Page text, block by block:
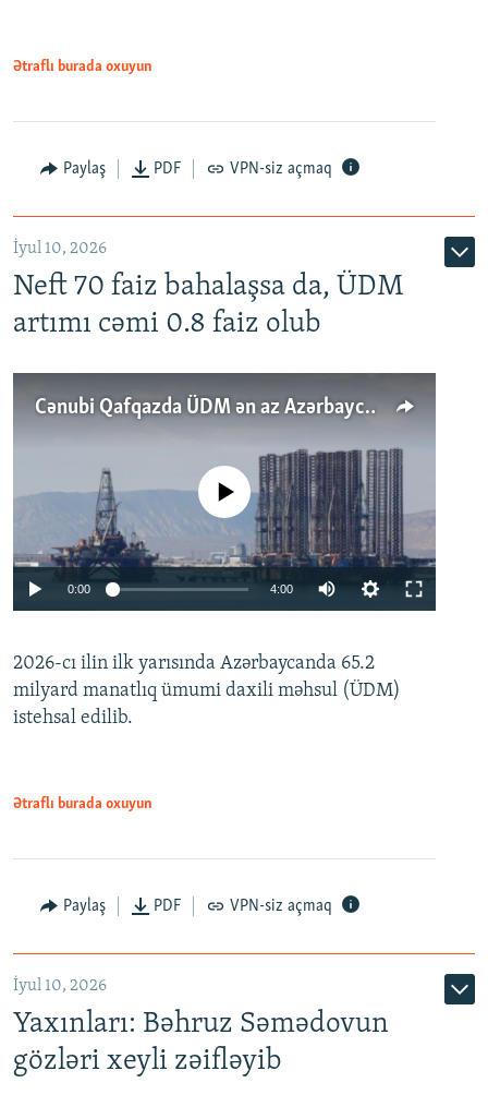
Ətraflı burada oxuyun
Paylaş PDF VPN-siz açmaq
İyul 10, 2026
Neft 70 faiz bahalaşsa da, ÜDM
artımı cəmi 0.8 faiz olub
Cənubi Qafqazda ÜDM ən az Azərbaycanda artır: Qonşuları niyə Bakını qabaqlaya bilir?
Auto 240p 360p 480p
No media source currently available
0:00 4:00
360p
480p
2026-cı ilin ilk yarısında Azərbaycanda 65.2
milyard manatlıq ümumi daxili məhsul (ÜDM)
istehsal edilib.
Ətraflı burada oxuyun
Paylaş PDF VPN-siz açmaq
İyul 10, 2026
Yaxınları: Bəhruz Səmədovun
gözləri xeyli zəifləyib